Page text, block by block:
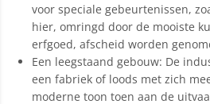
voor speciale gebeurtenissen,
hier, omringd door de mooiste
erfgoed, afscheid worden
Een leegstaand gebouw: De
een fabriek of loods met zich
moderne toon toen aan de